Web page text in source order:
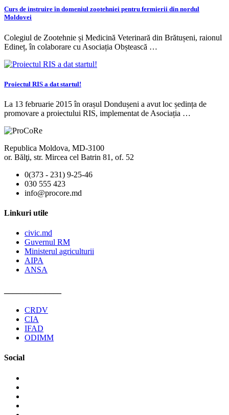
Curs de instruire în domeniul zootehniei pentru fermierii din nordul
Moldovei
Colegiul de Zootehnie și Medicină Veterinară din Brătușeni, raionul
Edineț, în colaborare cu Asociația Obștească …
Proiectul RIS a dat startul!
La 13 februarie 2015 în orașul Dondușeni a avut loc ședința de
promovare a proiectului RIS, implementat de Asociația …
Republica Moldova, MD-3100
or. Bălţi, str. Mircea cel Batrin 81, of. 52
0(373 - 231) 9-25-46
030 555 423
info@procore.md
Linkuri utile
civic.md
Guvernul RM
Ministerul agriculturii
AIPA
ANSA
CRDV
CIA
IFAD
ODIMM
Social